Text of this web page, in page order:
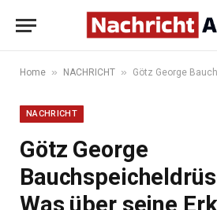
Home » NACHRICHT » Götz George
NACHRICHT
Götz George
Was über seine